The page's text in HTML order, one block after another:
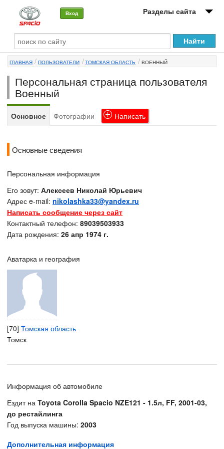
Вход Разделы сайта
О машине
Автоклуб
Форумы
Сервисы и услуги
ГЛАВНАЯ ПОЛЬЗОВАТЕЛИ ТОМСКАЯ ОБЛАСТЬ ВОЕННЫЙ
Персональная страница пользователя
Военный
Основное Фотографии Написать
Основные сведения
Персональная информация
Его зовут: Алексеев Николай Юрьевич
Адрес e-mail: nikolashka33@yandex.ru
Написать сообщение через сайт
Контактный телефон: 89039503933
Дата рождения: 26 апр 1974 г.
Аватарка и география
[70] Томская область
Томск
Информация об автомобиле
Ездит на Toyota Corolla Spacio NZE121 - 1.5л, FF, 2001-03,
до рестайлинга
Год выпуска машины: 2003
Дополнительная информация